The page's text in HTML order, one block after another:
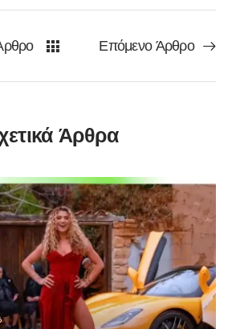
Επόμενο Άρθρο
Άρθρα